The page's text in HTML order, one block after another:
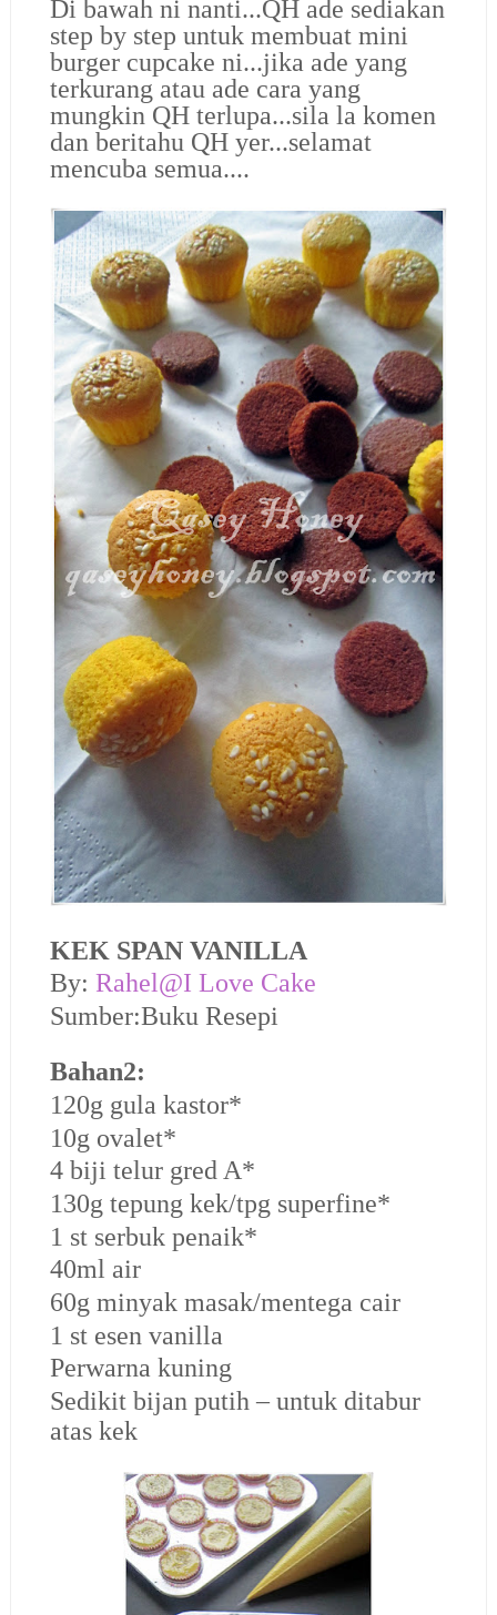
Di bawah ni nanti...QH ade sediakan
step by step untuk membuat mini
burger cupcake ni...jika ade yang
terkurang atau ade cara yang
mungkin QH terlupa...sila la komen
dan beritahu QH yer...selamat
mencuba semua....
KEK SPAN VANILLA
By: Rahel@I Love Cake
Sumber:Buku Resepi
Bahan2:
120g gula kastor*
10g ovalet*
4 biji telur gred A*
130g tepung kek/tpg superfine*
1 st serbuk penaik*
40ml air
60g minyak masak/mentega cair
1 st esen vanilla
Perwarna kuning
Sedikit bijan putih – untuk ditabur
atas kek